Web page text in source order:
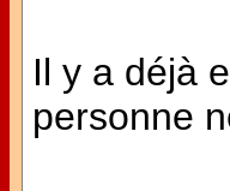
Il y a déjà
personne